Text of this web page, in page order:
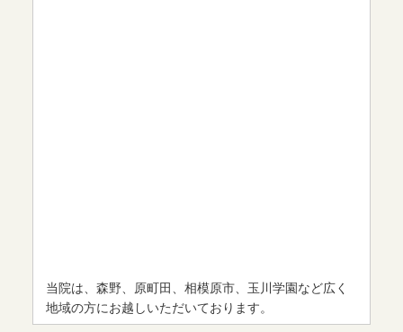
当院は、森野、原町田、相模原市、玉川学園など広く
地域の方にお越しいただいております。